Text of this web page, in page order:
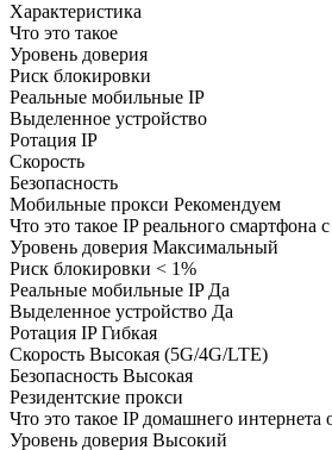
Характеристика
Что это такое
Уровень доверия
Риск блокировки
Реальные мобильные IP
Выделенное устройство
Ротация IP
Скорость
Безопасность
Мобильные прокси Рекомендуем
Что это такое IP реального смартфона
Уровень доверия Максимальный
Риск блокировки < 1%
Реальные мобильные IPДа
Выделенное устройство Да
Ротация IPГибкая
Скорость Высокая (5G/4G/LTE)
Безопасность Высокая
Резидентские прокси
Что это такое IP домашнего интернета
Уровень доверия Высокий